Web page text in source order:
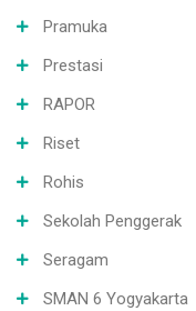
Pramuka
Prestasi
RAPOR
Riset
Rohis
Sekolah Penggerak
Seragam
SMAN 6 Yogyakarta